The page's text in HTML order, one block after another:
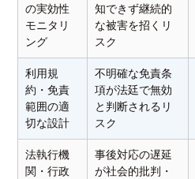
の実効性
モニタリ
ング
知できず継続的
な被害を招くリ
スク
利用規
約・免責
範囲の適
切な設計
不明確な免責条
項が法廷で無効
と判断されるリ
スク
法執行機
関・行政
事後対応の遅延
が社会的批判・